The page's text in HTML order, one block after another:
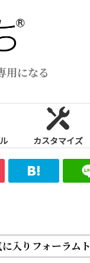
用になる
カスタマイズ
入りフォーラム